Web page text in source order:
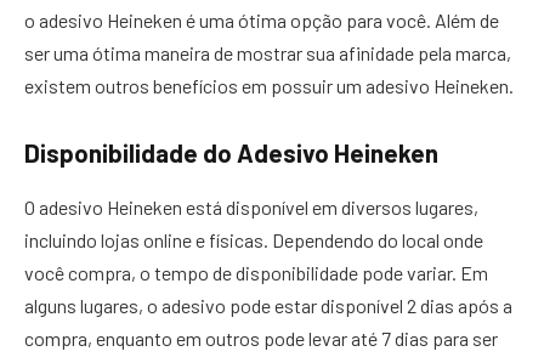
o adesivo Heineken é uma ótima opção para você. Além de
ser uma ótima maneira de mostrar sua afinidade pela marca,
existem outros benefícios em possuir um adesivo Heineken.
Disponibilidade do Adesivo Heineken
O adesivo Heineken está disponível em diversos lugares,
incluindo lojas online e físicas. Dependendo do local onde
você compra, o tempo de disponibilidade pode variar. Em
alguns lugares, o adesivo pode estar disponível 2 dias após a
compra, enquanto em outros pode levar até 7 dias para ser